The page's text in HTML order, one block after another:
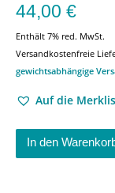
44,00 €
Enthält 7% red. MwSt.
Versandkostenfreie
gewichtsabhängige
Auf die
In den